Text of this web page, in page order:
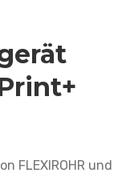
FLEXIROHR und